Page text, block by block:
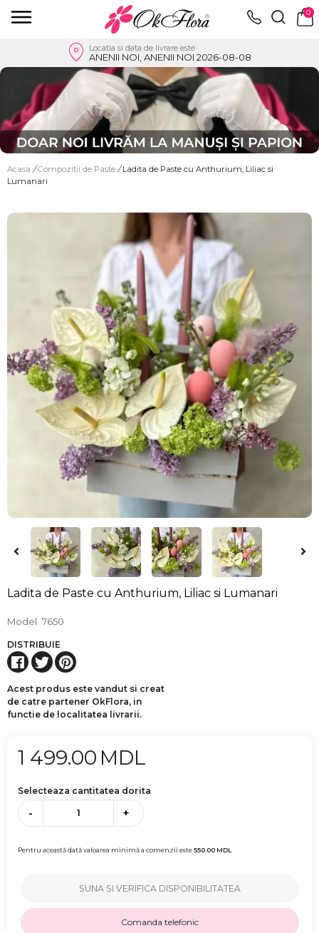
0
Locatia si data de livrare este
ANENII NOI, ANENII NOI 2026-08-08
Acasa / Compozitii de Paste / Ladita de Paste cu Anthurium, Liliac si
Lumanari
Ladita de Paste cu Anthurium, Liliac si Lumanari
Model 7650
DISTRIBUIE
Acest produs este vandut si creat
de catre partener OkFlora, in
functie de localitatea livrarii.
1 499.00 MDL
Selecteaza cantitatea dorita
- +
Pentru această dată valoarea minimă a comenzii este550.00MDL
SUNA SI VERIFICA DISPONIBILITATEA
Comanda telefonic